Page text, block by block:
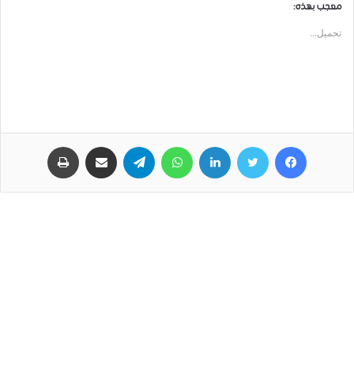
معجب بهذه:
تحميل...
فيسبوك تويتر لينكدإن واتساب تيلقرام مشاركة عبر البريد